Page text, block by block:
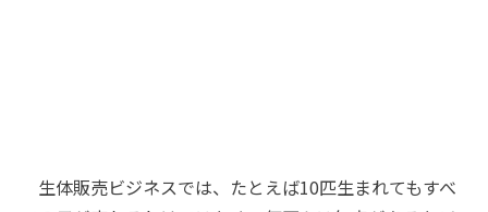
生体販売ビジネスでは、たとえば10匹生まれてもすべ